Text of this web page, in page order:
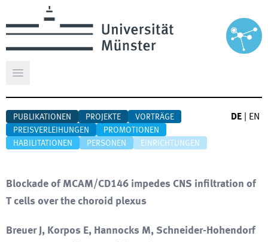
Hauptmenü öffnen
PUBLIKATIONEN PROJEKTE
VORTRÄGE
PREISVERLEIHUNGEN
PROMOTIONEN
HABILITATIONEN
PERSONEN EINRICHTUNGEN
DE EN
Blockade of MCAM/CD146 impedes CNS infiltration of
T cells over the choroid plexus
Breuer J, Korpos E, Hannocks M, Schneider-Hohendorf